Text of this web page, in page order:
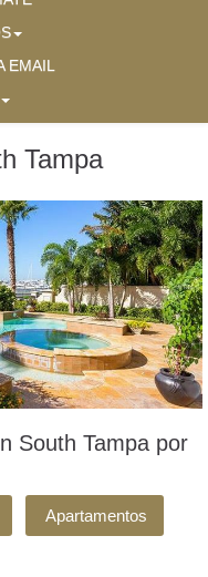
EMAIL
Tampa
South Tampa por
Apartamentos